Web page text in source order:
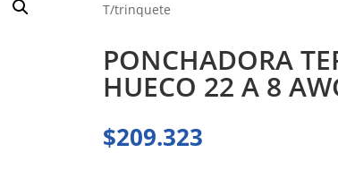
T/trinquete
PONCHADORA
HUECO 22 A 8
$209.323